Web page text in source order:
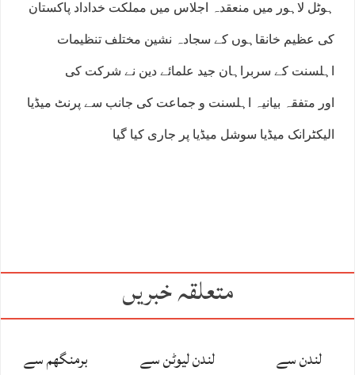
ہوٹل لاہور میں منعقدہ اجلاس میں مملکت خداداد پاکستان
کی عظیم خانقاہوں کے سجادہ نشین مختلف تنظیمات
اہلسنت کے سربراہان جید علمائے دین نے شرکت کی
اور متفقہ بیانیہ اہلسنت و جماعت کی جانب سے پرنٹ میڈیا
الیکٹرانک میڈیا سوشل میڈیا پر جاری کیا گیا
متعلقہ خبریں
لندن سے لندن لیوٹن سے برمنگھم سے